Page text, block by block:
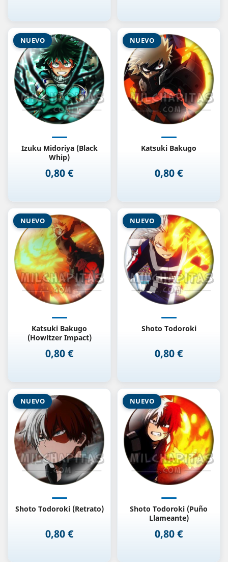
Izuku Midoriya (Black
Whip)
Precio
0,80 €
NUEVO
Katsuki Bakugo
Precio
0,80 €
NUEVO
Katsuki Bakugo
(Howitzer Impact)
Precio
0,80 €
NUEVO
Shoto Todoroki
Precio
0,80 €
NUEVO
Shoto Todoroki (Retrato)
Precio
0,80 €
NUEVO
Shoto Todoroki (Puño
Llameante)
Precio
0,80 €
NUEVO